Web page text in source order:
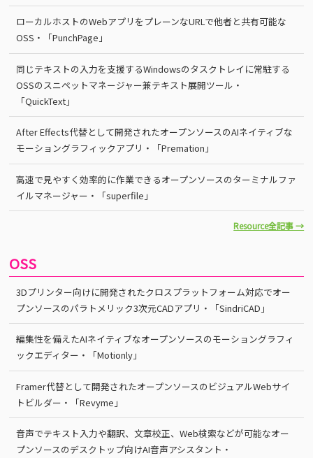
ローカルホストのWebアプリをプレーンなURLで他者と共有可能な
OSS・「PunchPage」
同じテキストの入力を支援するWindowsのタスクトレイに常駐する
OSSのスニペットマネージャー兼テキスト展開ツール・
「QuickText」
After Effects代替として開発されたオープンソースのAIネイティブな
モーショングラフィックアプリ・「Premation」
高速で見やすく効率的に作業できるオープンソースのターミナルファ
イルマネージャー・「superfile」
Resource全記事 →
OSS
3Dプリンター向けに開発されたクロスプラットフォーム対応でオー
プンソースのパラトメリック3次元CADアプリ・「SindriCAD」
編集性を備えたAIネイティブなオープンソースのモーショングラフィ
ックエディター・「Motionly」
Framer代替として開発されたオープンソースのビジュアルWebサイ
トビルダー・「Revyme」
音声でテキスト入力や翻訳、文章校正、Web検索などが可能なオー
プンソースのデスクトップ向けAI音声アシスタント・